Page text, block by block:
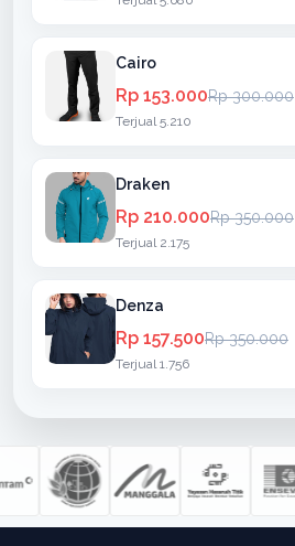
Cairo
Rp 153.000Rp 300.000
Terjual 5.210
Draken
Rp 210.000Rp 350.000
Terjual 2.175
Denza
Rp 157.500Rp 350.000
Terjual 1.756